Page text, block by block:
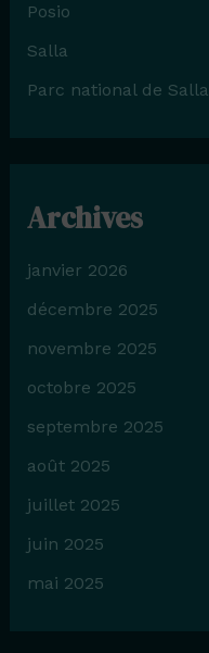
Posio
Salla
Parc national de Salla
Archives
janvier 2026
décembre 2025
novembre 2025
octobre 2025
septembre 2025
août 2025
juillet 2025
juin 2025
mai 2025